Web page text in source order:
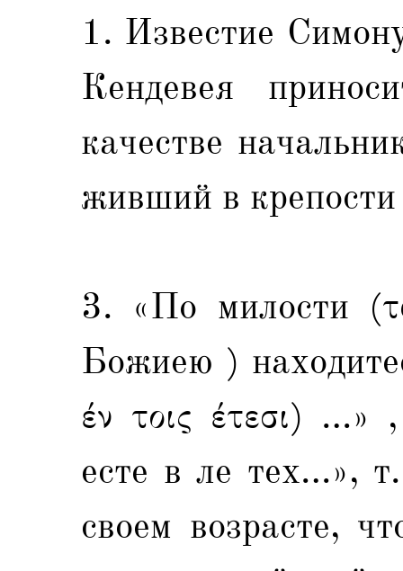
1. Известие
Кендевея
качестве
живший в
3. «По милости
Божиею )
έν τοις έτεσι) …»
есте в ле тех…»,
своем возрасте,